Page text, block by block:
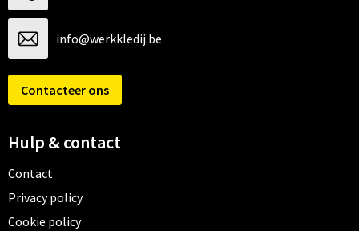
info@werkkledij.be
Contacteer ons
Hulp & contact
Contact
Privacy policy
Cookie policy